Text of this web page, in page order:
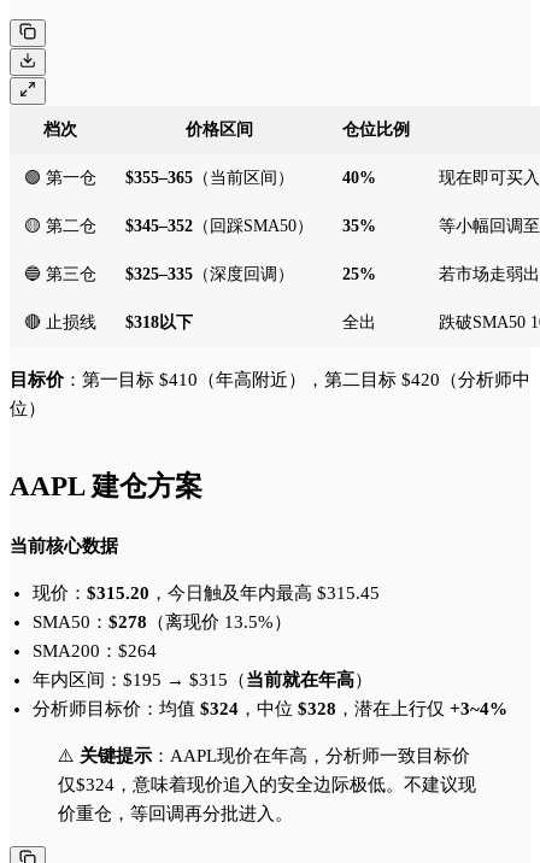
档次 价格区间 仓位比例
🟢 第一仓 $355–365 （当前区间） 40% 现在即可买
🟡 第二仓 $345–352 （回踩SMA50） 35% 等小幅回调
🔵 第三仓 $325–335 （深度回调） 25% 若市场走弱
🔴 止损线 $318以下 全出 跌破SMA50
目标价：第一目标 $410（年高附近），第二目标 $420（分析师中
位）
AAPL 建仓方案
当前核心数据
现价： $315.20 ，今日触及年内最高 $315.45
SMA50： $278 （离现价 13.5%）
SMA200：$264
年内区间：$195 → $315（当前就在年高）
分析师目标价：均值 $324，中位 $328 ，潜在上行仅 +3~4%
⚠️ 关键提示 ：AAPL现价在年高，分析师一致目标价
仅$324，意味着现价追入的安全边际极低。不建议现
价重仓，等回调再分批进入。